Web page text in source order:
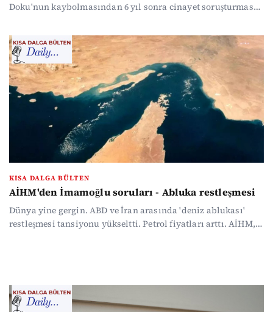
Doku'nun kaybolmasından 6 yıl sonra cinayet soruşturması
öğrencisi okula silahla saldırdı, 16 kişiyi yaraladı, intihar
etti. Ankara Büyükşehir Belediye Başkanı Mansur Yavaş'a
soruşturma izni verildi. MHP lideri Devlet Bahçeli 'Ara seçim
yok' dedi, CHP lideri Özgür Özel Meclis Başkanı Kurtulmuş'u
işaret etti. ABD - İran savaşında bir yanda diplomasi, bir
yanda abluka var.
KISA DALGA BÜLTEN
AİHM'den İmamoğlu soruları - Abluka restleşmesi
Dünya yine gergin. ABD ve İran arasında 'deniz ablukası'
restleşmesi tansiyonu yükseltti. Petrol fiyatları arttı. AİHM,
başlıklarını özetledik...